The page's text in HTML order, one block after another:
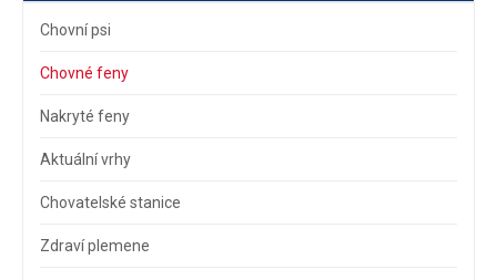
Chovní psi
Chovné feny
Nakryté feny
Aktuální vrhy
Chovatelské stanice
Zdraví plemene